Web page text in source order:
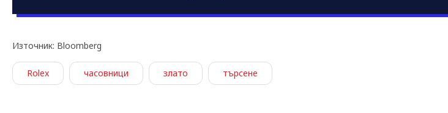
Източник: Bloomberg
Rolex часовници злато търсене